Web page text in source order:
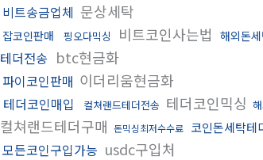
비트송금업체 문상세탁
잡코인판매 핑오다믹싱 비트코인사는법 해외돈
테더전송 btc현금화
파이코인판매 이더리움현금화
테더코인매입 컬쳐랜드테더전송 테더코인믹싱
컬쳐랜드테더구매 돈믹싱최저수수료 코인돈세탁테
모든코인구입가능 usdc구입처